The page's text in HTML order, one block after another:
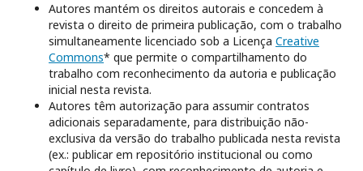
Autores mantém os direitos autorais e concedem à
revista o direito de primeira publicação, com o trabalho
simultaneamente licenciado sob a Licença Creative
Commons* que permite o compartilhamento do
trabalho com reconhecimento da autoria e publicação
inicial nesta revista.
Autores têm autorização para assumir contratos
adicionais separadamente, para distribuição não-
exclusiva da versão do trabalho publicada nesta revista
(ex.: publicar em repositório institucional ou como